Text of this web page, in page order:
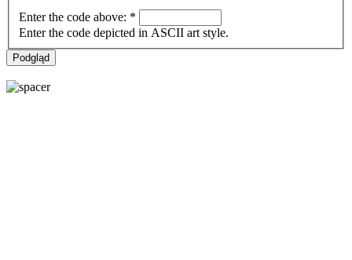
Enter the code above: *
Enter the code depicted in ASCII art style.